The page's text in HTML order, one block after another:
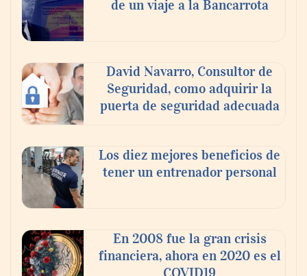
Toro Tapas inaugura su Raw Bar: una
experiencia desde mediodía hasta el
anochecer con cocina abierta
de un viaje a la Bancarrota
David Navarro, Consultor de
Seguridad, como adquirir la
puerta de seguridad adecuada
Los diez mejores beneficios de
tener un entrenador personal
En 2008 fue la gran crisis
financiera, ahora en 2020 es el
COVID19